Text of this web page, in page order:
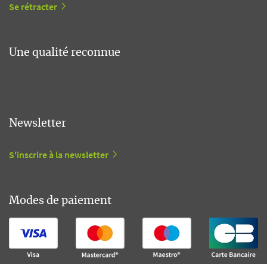
Se rétracter
Une qualité reconnue
Newsletter
S'inscrire à la newsletter
Modes de paiement